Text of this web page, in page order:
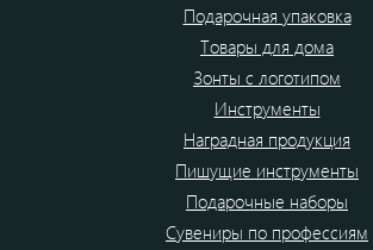
Подарочная упаковка
Товары для дома
Зонты с логотипом
Инструменты
Наградная продукция
Пишущие инструменты
Подарочные наборы
Сувениры по профессиям